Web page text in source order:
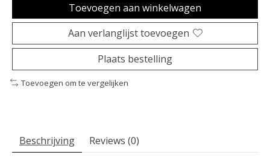
Toevoegen aan winkelwagen
Aan verlanglijst toevoegen
Plaats bestelling
Toevoegen om te vergelijken
Beschrijving Reviews (0)